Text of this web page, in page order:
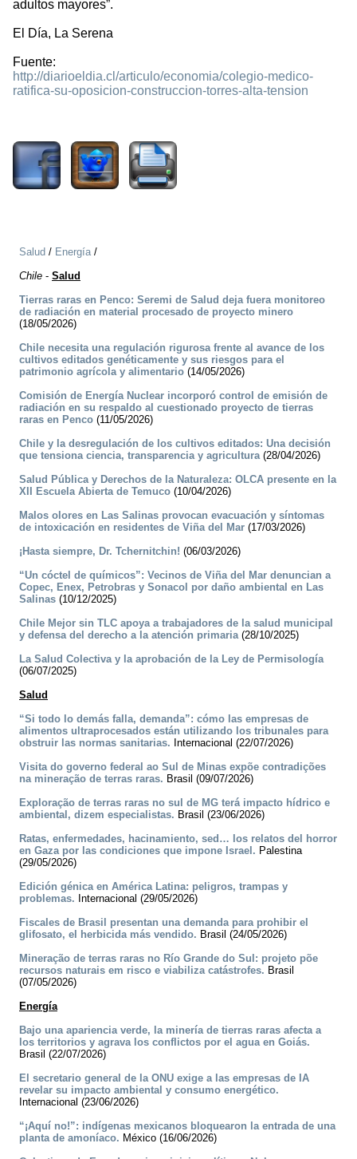
adultos mayores”.
El Día, La Serena
Fuente:
http://diarioeldia.cl/articulo/economia/colegio-medico-
ratifica-su-oposicion-construccion-torres-alta-tension
Salud / Energía/
Chile - Salud
Tierras raras en Penco: Seremi de Salud deja fuera monitoreo
de radiación en material procesado de proyecto minero
(18/05/2026)
Chile necesita una regulación rigurosa frente al avance de los
cultivos editados genéticamente y sus riesgos para el
patrimonio agrícola y alimentario (14/05/2026)
Comisión de Energía Nuclear incorporó control de emisión de
radiación en su respaldo al cuestionado proyecto de tierras
raras en Penco (11/05/2026)
Chile y la desregulación de los cultivos editados: Una decisión
que tensiona ciencia, transparencia y agricultura(28/04/2026)
Salud Pública y Derechos de la Naturaleza: OLCA presente en la
XII Escuela Abierta de Temuco (10/04/2026)
Malos olores en Las Salinas provocan evacuación y síntomas
de intoxicación en residentes de Viña del Mar (17/03/2026)
¡Hasta siempre, Dr. Tchernitchin! (06/03/2026)
“Un cóctel de químicos”: Vecinos de Viña del Mar denuncian a
Copec, Enex, Petrobras y Sonacol por daño ambiental en Las
Salinas (10/12/2025)
Chile Mejor sin TLC apoya a trabajadores de la salud municipal
y defensa del derecho a la atención primaria(28/10/2025)
La Salud Colectiva y la aprobación de la Ley de Permisología
(06/07/2025)
Salud
“Si todo lo demás falla, demanda”: cómo las empresas de
alimentos ultraprocesados están utilizando los tribunales para
obstruir las normas sanitarias. Internacional (22/07/2026)
Visita do governo federal ao Sul de Minas expõe contradições
na mineração de terras raras. Brasil (09/07/2026)
Exploração de terras raras no sul de MG terá impacto hídrico e
ambiental, dizem especialistas. Brasil (23/06/2026)
Ratas, enfermedades, hacinamiento, sed… los relatos del horror
en Gaza por las condiciones que impone Israel. Palestina
(29/05/2026)
Edición génica en América Latina: peligros, trampas y
problemas. Internacional (29/05/2026)
Fiscales de Brasil presentan una demanda para prohibir el
glifosato, el herbicida más vendido. Brasil (24/05/2026)
Mineração de terras raras no Río Grande do Sul: projeto põe
recursos naturais em risco e viabiliza catástrofes. Brasil
(07/05/2026)
Energía
Bajo una apariencia verde, la minería de tierras raras afecta a
los territorios y agrava los conflictos por el agua en Goiás.
Brasil (22/07/2026)
El secretario general de la ONU exige a las empresas de IA
revelar su impacto ambiental y consumo energético.
Internacional (23/06/2026)
“¡Aquí no!”: indígenas mexicanos bloquearon la entrada de una
planta de amoníaco. México (16/06/2026)